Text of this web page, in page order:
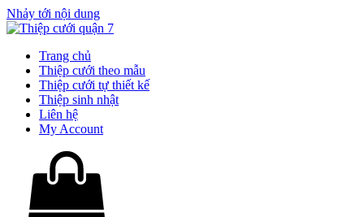
Nhảy tới nội dung
Trang chủ
Thiệp cưới theo mẫu
Thiệp cưới tự thiết kế
Thiệp sinh nhật
Liên hệ
My Account